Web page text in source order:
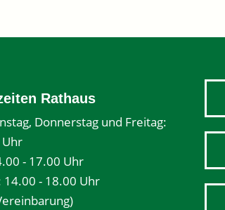
Rathaus
Donnerstag und Freitag:
- 17.00 Uhr
14.00 - 18.00 Uhr